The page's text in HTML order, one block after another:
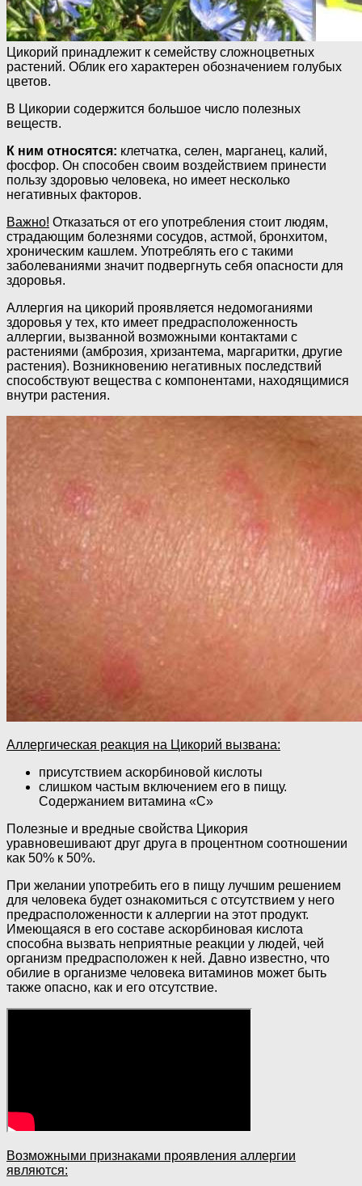
Цикорий принадлежит к семейству сложноцветных
растений. Облик его характерен обозначением голубых
цветов.
В Цикории содержится большое число полезных
веществ.
К ним относятся: клетчатка, селен, марганец, калий,
фосфор. Он способен своим воздействием принести
пользу здоровью человека, но имеет несколько
негативных факторов.
Важно! Отказаться от его употребления стоит людям,
страдающим болезнями сосудов, астмой, бронхитом,
хроническим кашлем. Употреблять его с такими
заболеваниями значит подвергнуть себя опасности для
здоровья.
Аллергия на цикорий проявляется недомоганиями
здоровья у тех, кто имеет предрасположенность
аллергии, вызванной возможными контактами с
растениями (амброзия, хризантема, маргаритки, другие
растения). Возникновению негативных последствий
способствуют вещества с компонентами, находящимися
внутри растения.
Аллергическая реакция на Цикорий вызвана:
присутствием аскорбиновой кислоты
слишком частым включением его в пищу.
Содержанием витамина «С»
Полезные и вредные свойства Цикория
уравновешивают друг друга в процентном соотношении
как 50% к 50%.
При желании употребить его в пищу лучшим решением
для человека будет ознакомиться с отсутствием у него
предрасположенности к аллергии на этот продукт.
Имеющаяся в его составе аскорбиновая кислота
способна вызвать неприятные реакции у людей, чей
организм предрасположен к ней. Давно известно, что
обилие в организме человека витаминов может быть
также опасно, как и его отсутствие.
Возможными признаками проявления аллергии
являются: